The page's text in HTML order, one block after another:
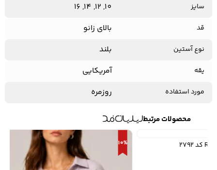
سایز 10, 12, 14, 16
قد بالای زانو
نوع آستین بلند
یقه آمریکایی
مورد استفاده روزمره
محصولات مرتبط
10%